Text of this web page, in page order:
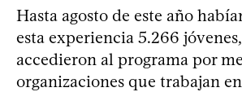
Hasta agosto de este año
esta experiencia 5.266
accedieron al programa por
organizaciones que trabajan